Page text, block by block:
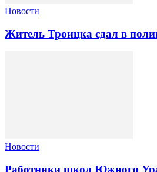
Новости
Житель Троицка сдал в
Новости
Работники школ Южного